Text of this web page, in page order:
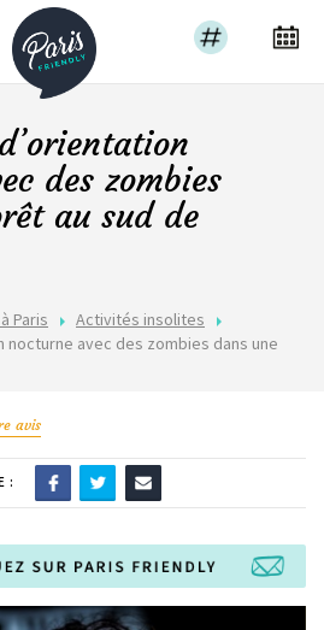
Paris
Activités insolites
nocturne avec des zombies dans une
des zombies
au sud de
avis
: